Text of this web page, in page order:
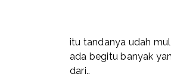
itu tandanya udah
ada begitu banyak
dari..